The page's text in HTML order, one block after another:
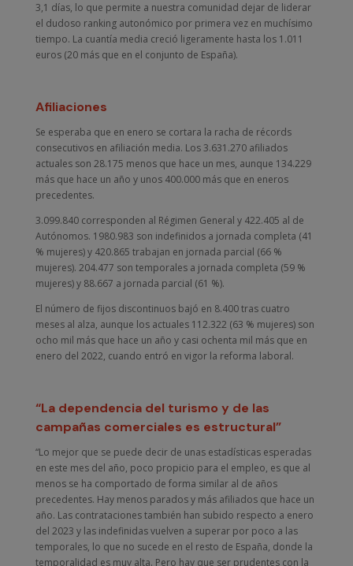
3,1 días, lo que permite a nuestra comunidad dejar de liderar
el dudoso ranking autonómico por primera vez en muchísimo
tiempo. La cuantía media creció ligeramente hasta los 1.011
euros (20 más que en el conjunto de España).
Afiliaciones
Se esperaba que en enero se cortara la racha de récords
consecutivos en afiliación media. Los 3.631.270 afiliados
actuales son 28.175 menos que hace un mes, aunque 134.229
más que hace un año y unos 400.000 más que en eneros
precedentes.
3.099.840 corresponden al Régimen General y 422.405 al de
Autónomos. 1980.983 son indefinidos a jornada completa (41
% mujeres) y 420.865 trabajan en jornada parcial (66 %
mujeres). 204.477 son temporales a jornada completa (59 %
mujeres) y 88.667 a jornada parcial (61 %).
El número de fijos discontinuos bajó en 8.400 tras cuatro
meses al alza, aunque los actuales 112.322 (63 % mujeres) son
ocho mil más que hace un año y casi ochenta mil más que en
enero del 2022, cuando entró en vigor la reforma laboral.
“La dependencia del turismo y de las
campañas comerciales es estructural”
“Lo mejor que se puede decir de unas estadísticas esperadas
en este mes del año, poco propicio para el empleo, es que al
menos se ha comportado de forma similar al de años
precedentes. Hay menos parados y más afiliados que hace un
año. Las contrataciones también han subido respecto a enero
del 2023 y las indefinidas vuelven a superar por poco a las
temporales, lo que no sucede en el resto de España, donde la
temporalidad es muy alta. Pero hay que ser prudentes con la